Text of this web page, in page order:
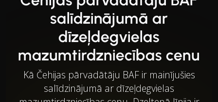
salīdzinājumā ar
dīzeļdegvielas
mazumtirdzniecības cenu
Kā Čehijas pārvadātāju BAF ir mainījušies
salīdzinājumā ar dīzeļdegvielas